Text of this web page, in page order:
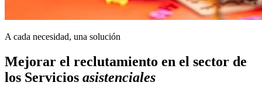
A cada necesidad, una solución
Mejorar el reclutamiento en el sector de
los Servicios asistenciales